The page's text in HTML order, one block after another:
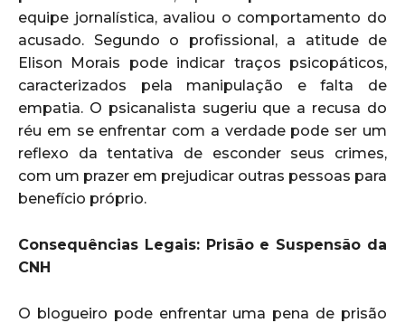
equipe jornalística, avaliou o comportamento do
acusado. Segundo o profissional, a atitude de
Elison Morais pode indicar traços psicopáticos,
caracterizados pela manipulação e falta de
empatia. O psicanalista sugeriu que a recusa do
réu em se enfrentar com a verdade pode ser um
reflexo da tentativa de esconder seus crimes,
com um prazer em prejudicar outras pessoas para
benefício próprio.
Consequências Legais: Prisão e Suspensão da
CNH
O blogueiro pode enfrentar uma pena de prisão